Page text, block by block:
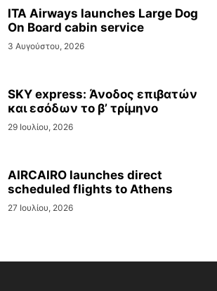
ITA Airways launches Large Dog
On Board cabin service
3 Αυγούστου, 2026
SKY express: Άνοδος επιβατών
και εσόδων το β’ τρίμηνο
29 Ιουλίου, 2026
AIRCAIRO launches direct
scheduled flights to Athens
27 Ιουλίου, 2026